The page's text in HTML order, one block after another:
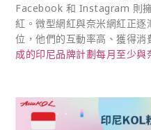
Facebook 和 Instagram 則
紅。微型網紅與奈米網紅正
位，他們的互動率高、獲得消
成的印尼品牌計劃每月至少與